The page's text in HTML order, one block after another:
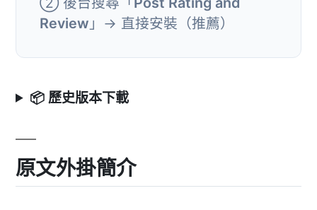
Review 」→ 直接安裝（推薦）
📦 歷史版本下載
原文外掛簡介